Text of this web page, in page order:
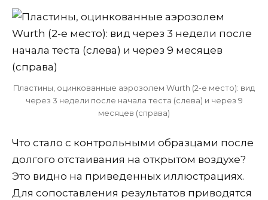
Пластины, оцинкованные аэрозолем Wurth (2-е место): вид
через 3 недели после начала теста (слева) и через 9
месяцев (справа)
Что стало с контрольными образцами после
долгого отстаивания на открытом воздухе?
Это видно на приведенных иллюстрациях.
Для сопоставления результатов приводятся